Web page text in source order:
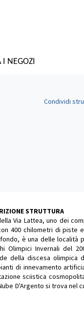
I NEGOZI
Condividi
STRUTTURA
Via Lattea, uno dei
400 chilometri di piste
è una delle località
Olimpici Invernali del
della discesa olimpica
di innevamento
sciistica
D'Argento si trova nel